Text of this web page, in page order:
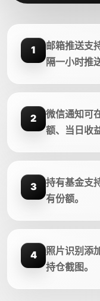
1
邮箱推送支
隔一小时推
2
微信通知可
额、当日收
3
持有基金支
有份额。
4
照片识别添
持仓截图。